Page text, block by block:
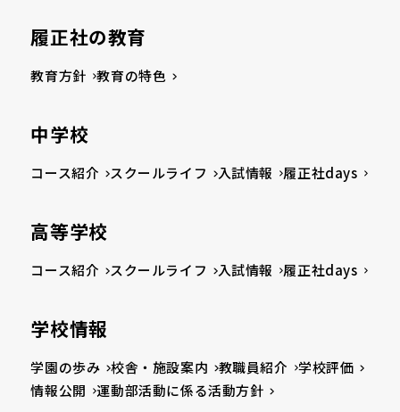
履正社の教育
教育方針 教育の特色
中学校
コース紹介 スクールライフ 入試情報 履正社days
高等学校
コース紹介 スクールライフ 入試情報 履正社days
学校情報
学園の歩み 校舎・施設案内 教職員紹介
学校評価
情報公開
運動部活動に係る活動方針